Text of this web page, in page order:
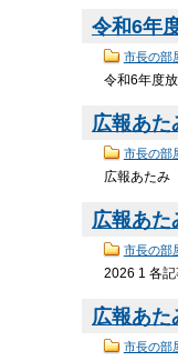
令和6年
市長の部
令和6年度
広報あた
市長の部
広報あた
広報あ
市長の部
2026 1 各
広報あた
市長の部